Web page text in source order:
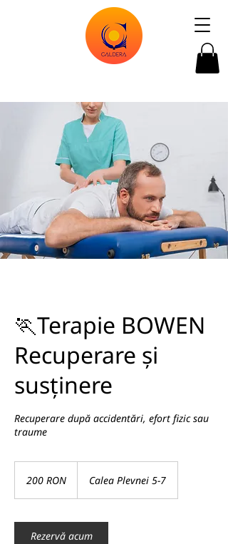
🏃Terapie BOWEN
Recuperare și
susținere
Recuperare după accidentări, efort fizic sau
traume
200 RON Calea Plevnei 5-7
Rezervă acum